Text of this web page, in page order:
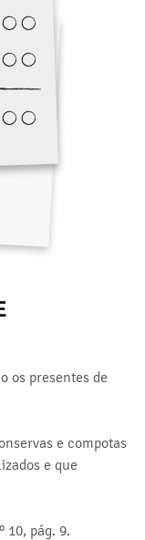
os presentes de
e compotas
e que
10, pág. 9.